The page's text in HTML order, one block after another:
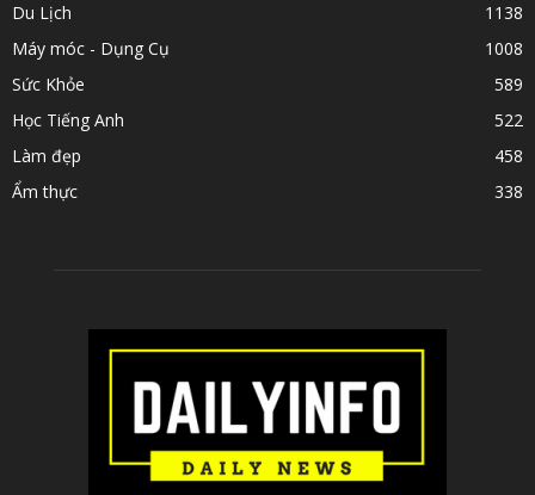
Du Lịch
1138
Máy móc - Dụng Cụ
1008
Sức Khỏe
589
Học Tiếng Anh
522
Làm đẹp
458
Ẩm thực
338